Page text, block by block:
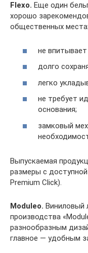
Flexo. Еще один
хорошо
общественных
не впитывает
долго
легко
не требует
основания;
замковый
Выпускаемая
размеры с
Premium Click).
Moduleo. Виниловый
производства
разнообразным
главное — удобным